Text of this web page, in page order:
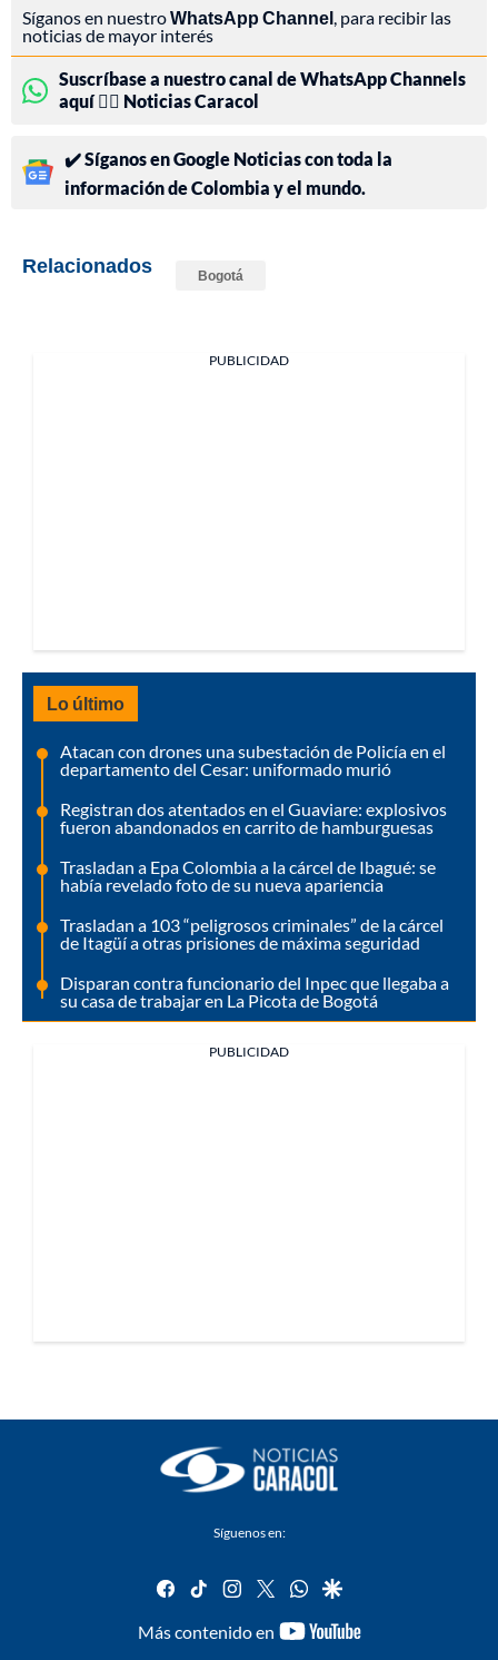
Síganos en nuestroWhatsApp Channel , para recibir las
noticias de mayor interés
Suscríbase a nuestro canal de WhatsApp Channels
aquí 👉🏻 Noticias Caracol
✔️ Síganos en Google Noticias con toda la
información de Colombia y el mundo.
Relacionados Bogotá
PUBLICIDAD
Lo último
Atacan con drones una subestación de Policía en el
departamento del Cesar: uniformado murió
Registran dos atentados en el Guaviare: explosivos
fueron abandonados en carrito de hamburguesas
Trasladan a Epa Colombia a la cárcel de Ibagué: se
había revelado foto de su nueva apariencia
Trasladan a 103 “peligrosos criminales” de la cárcel
de Itagüí a otras prisiones de máxima seguridad
Disparan contra funcionario del Inpec que llegaba a
su casa de trabajar en La Picota de Bogotá
PUBLICIDAD
Síguenos en:
facebook
tiktok instagram
twitterwhatsapp
google
Más contenido en
youtube-